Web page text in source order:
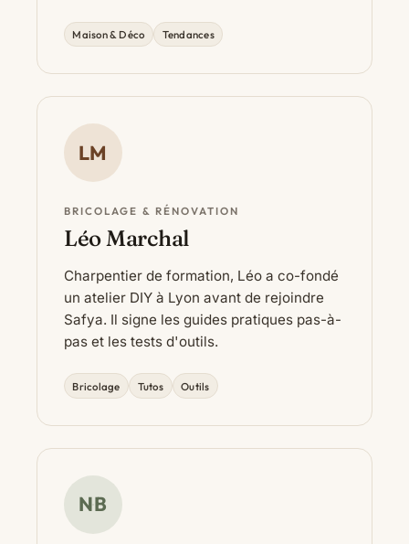
Maison & Déco Tendances
LM
BRICOLAGE & RÉNOVATION
Léo Marchal
Charpentier de formation, Léo a co-fondé
un atelier DIY à Lyon avant de rejoindre
Safya. Il signe les guides pratiques pas-à-
pas et les tests d'outils.
Bricolage Tutos Outils
NB